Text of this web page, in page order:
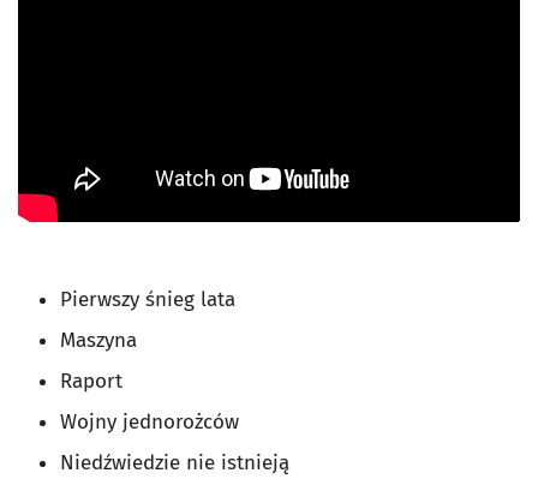
Pierwszy śnieg lata
Maszyna
Raport
Wojny jednorożców
Niedźwiedzie nie istnieją